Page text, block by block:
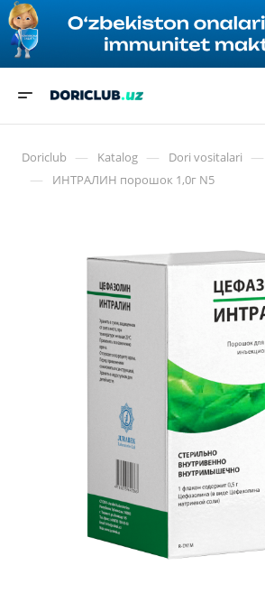
Doriclub — Katalog — Dori vositalari —
— ИНТРАЛИН порошок 1,0г N5